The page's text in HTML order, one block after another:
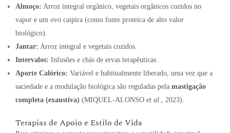
Almoço: Arroz integral orgânico, vegetais orgânicos cozidos no
vapor e um ovo caipira (como fonte proteica de alto valor
biológico).
Jantar: Arroz integral e vegetais cozidos.
Intervalos: Infusões e chás de ervas terapêuticas.
Aporte Calórico: Variável e habitualmente liberado, uma vez que a
saciedade e a modulação biológica são reguladas pela mastigação
completa (exaustiva) (MIQUEL-ALONSO et al. , 2023).
Terapias de Apoio e Estilo de Vida